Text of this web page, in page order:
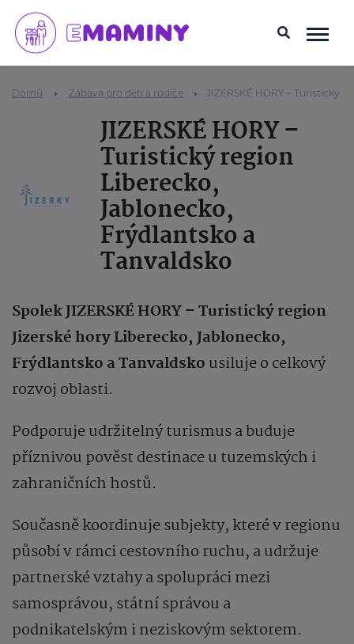
Domů Zábava pro děti a rodiče JIZERSKÉ HORY – Turistický
JIZERSKÉ HORY –
Turistický region
Liberecko,
Jablonecko,
Frýdlantsko a
Tanvaldsko
Spolek JIZERSKÉ HORY – Turistický region
Jizerské hory Liberecko, Jablonecko,
Frýdlantsko a Tanvaldskousiluje o celkový
rozvoj oblasti.
Podporuje udržitelný turismus a buduje
příznivou pověst destinace u tuzemských i
zahraničních hostů.
Současně koordinuje subjekty, které v regionu
působí v rámci cestovního ruchu, a udržuje
partnerské vztahy a spolupráci mezi
samosprávou, státní správou a
podnikatelským i neziskovým sektorem.